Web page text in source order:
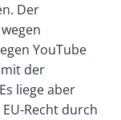
Der
YouTube
der
liege aber
Recht durch